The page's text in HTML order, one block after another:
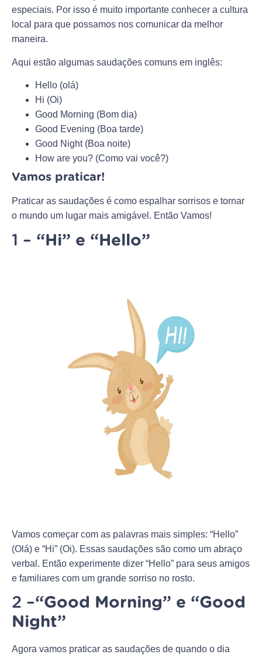
especiais. Por isso é muito importante conhecer a cultura
local para que possamos nos comunicar da melhor
maneira.
Aqui estão algumas saudações comuns em inglês:
Hello (olá)
Hi (Oi)
Good Morning (Bom dia)
Good Evening (Boa tarde)
Good Night (Boa noite)
How are you? (Como vai você?)
Vamos praticar!
Praticar as saudações é como espalhar sorrisos e tornar
o mundo um lugar mais amigável. Então Vamos!
1 – “Hi” e “Hello”
Vamos começar com as palavras mais simples: “Hello”
(Olá) e “Hi” (Oi). Essas saudações são como um abraço
verbal. Então experimente dizer “Hello” para seus amigos
e familiares com um grande sorriso no rosto.
2 –“Good Morning” e “Good
Night”
Agora vamos praticar as saudações de quando o dia